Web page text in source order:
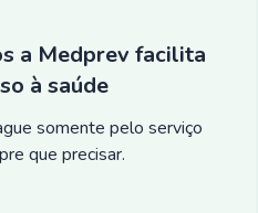
a Medprev facilita
à saúde
somente pelo serviço
que precisar.